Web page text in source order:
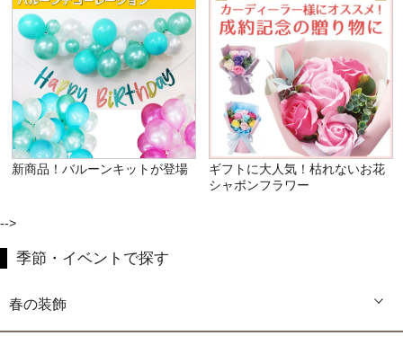
新商品！バルーンキットが登場
ギフトに大人気！枯れないお花
シャボンフラワー
-->
季節・イベントで探す
春の装飾